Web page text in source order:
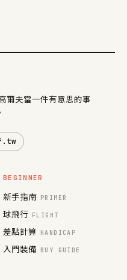
爾夫當一件有意思的事
BEGINNER
新手指南 PRIMER
球飛行 FLIGHT
差點計算 HANDICAP
入門裝備 BUY GUIDE